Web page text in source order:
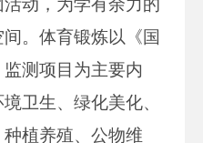
动，为学有余力的
。体育锻炼以《国
测项目为主要内
卫生、绿化美化、
植养殖、公物维